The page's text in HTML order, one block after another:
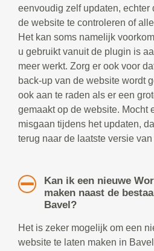
eenvoudig zelf updaten, echter
de website te controleren of
Het kan soms namelijk
u gebruikt vanuit de plugin is
meer werkt. Zorg er ook voor
back-up van de website wordt
ook aan te raden als er een
gemaakt op de website. Mocht
misgaan tijdens het updaten,
terug naar de laatste versie
Kan ik een nieuwe
maken naast de
Bavel?
Het is zeker mogelijk om een
website te laten maken in